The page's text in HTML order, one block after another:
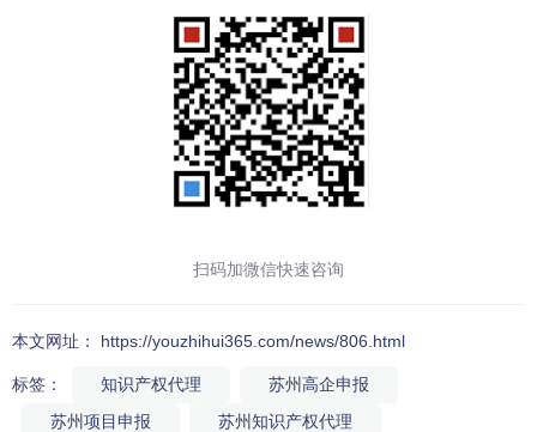
扫码加微信快速咨询
本文网址： https://youzhihui365.com/news/806.html
标签： 知识产权代理
苏州高企申报
苏州项目申报
苏州知识产权代理